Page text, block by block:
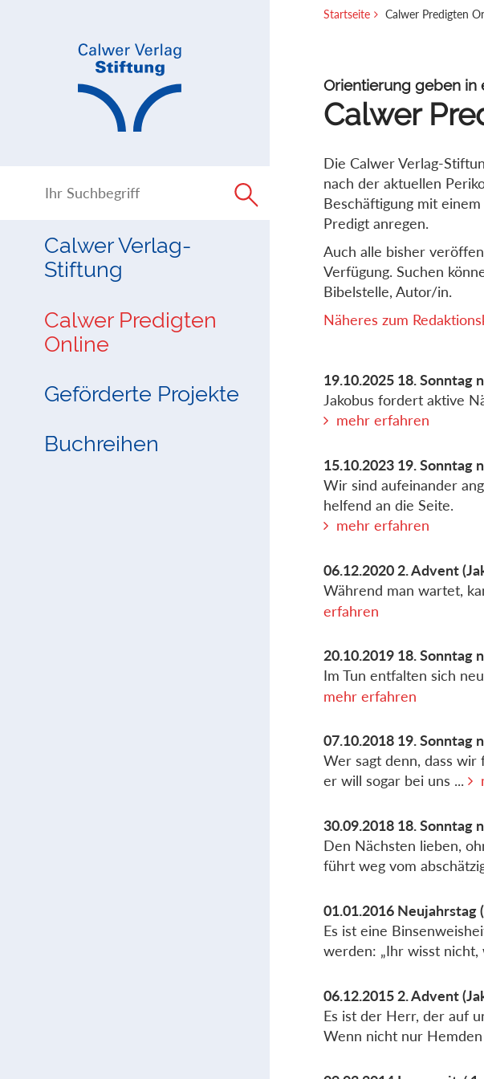
Calwer Verlag-
Stiftung
Calwer Predigten
Online
Geförderte Projekte
Buchreihen
Startseite Calwer Predigten
Orientierung geben in
Calwer
Die Calwer Verlag-
nach der aktuellen
Beschäftigung mit
Predigt anregen.
Auch alle bisher
Verfügung. Suchen
Bibelstelle, Autor/in.
Näheres zum
19.10.2025 18. Sonntag
Jakobus fordert aktive
mehr erfahren
15.10.2023 19. Sonntag
Wir sind aufeinander
helfend an die Seite.
mehr erfahren
06.12.2020 2. Advent
Während man wartet,
erfahren
20.10.2019 18. Sonntag
Im Tun entfalten sich
mehr erfahren
07.10.2018 19. Sonntag
Wer sagt denn, dass wir
er will sogar bei uns ...
30.09.2018 18. Sonntag
Den Nächsten lieben,
führt weg vom
01.01.2016 Neujahrstag
Es ist eine
werden: „Ihr wisst nicht,
06.12.2015 2. Advent
Es ist der Herr, der auf
Wenn nicht nur